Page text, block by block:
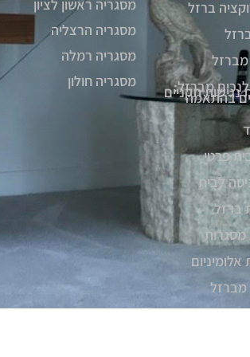
ברזל
מברזל:
נגישות תקניים
בהתאמה
פרטי
לבית
ברזל
מסגרות
אלומיניום
מברזל
חיצוני
מסגריה ראשון לציון
מסגריה הרצליה
מסגריה רמלה
מסגריה חולון